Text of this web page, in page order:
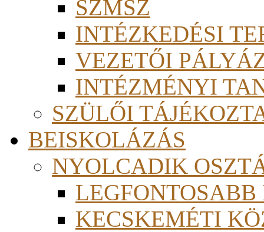
SZMSZ
INTÉZKEDÉSI
VEZETŐI
INTÉZMÉNYI
SZÜLŐI
BEISKOLÁZÁS
NYOLCADIK
KECSKEMÉTI